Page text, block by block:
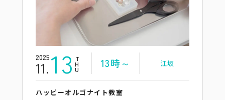
2025
11.13THU 13時～ 江坂
ハッピーオルゴナイト教室